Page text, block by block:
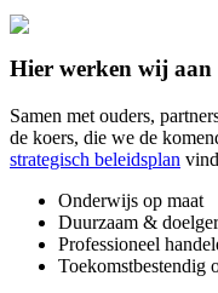
Hier werken wij aan
Samen met ouders,
de koers, die we de
strategisch beleidsplan
Onderwijs op maat
Duurzaam &
Professioneel
Toekomstbestendig